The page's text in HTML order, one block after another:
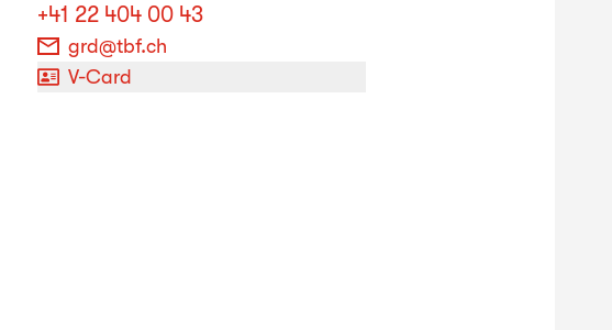
+41 22 404 00 43
grd@tbf.ch
V-Card